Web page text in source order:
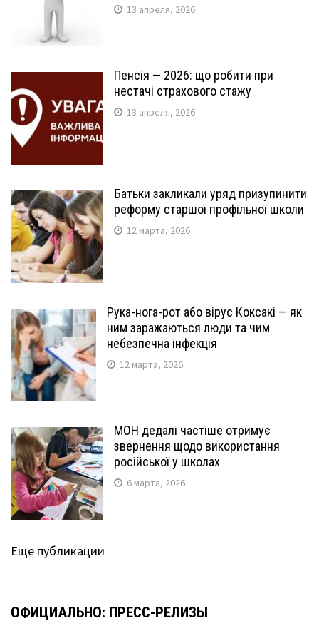
13 апреля, 2026
Пенсія — 2026: що робити при
нестачі страхового стажу
13 апреля, 2026
Батьки закликали уряд призупинити
реформу старшої профільної школи
12 марта, 2026
Рука-нога-рот або вірус Коксакі — як
ним заражаються люди та чим
небезпечна інфекція
12 марта, 2026
МОН дедалі частіше отримує
звернення щодо використання
російської у школах
6 марта, 2026
Еще публикации
ОФИЦИАЛЬНО: ПРЕСС-РЕЛИЗЫ